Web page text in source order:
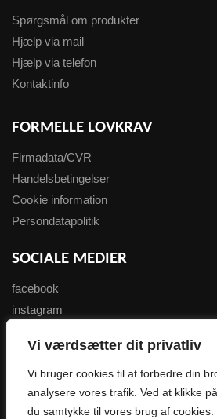
Vi værdsætter dit privatliv
Vi bruger cookies til at forbedre din
analysere vores trafik. Ved at klikke
du samtykke til vores brug af cookies.
Spørgsmål om produkter
Hjælp via mail
Hjælp via telefon
Kontaktinfo
FORMELLE LOVKRAV
Firmadata/CVR
Handelsbetingelser
Cookie information
Persondatapolitik
SOCIALE MEDIER
facebook
instagram
NYHEDSBREV